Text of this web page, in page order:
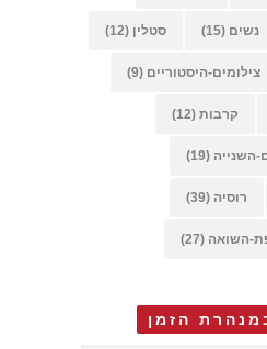
נשים (15) סטלין (12)
צילומים-היסטוריים (9)
קרבות (12)
השנייה (19)
רוסיה (39)
השואה (27)
הזמן